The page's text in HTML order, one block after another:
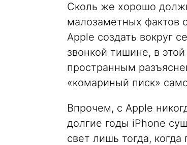
Сколь же хорошо
малозаметных фактов
Apple создать вокруг
звонкой тишине, в
пространным
«комариный писк»
Впрочем, с Apple
долгие годы iPhone
свет лишь тогда,